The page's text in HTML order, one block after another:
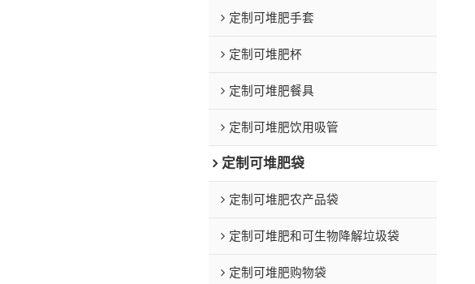
定制可堆肥手套
定制可堆肥杯
定制可堆肥餐具
定制可堆肥饮用吸管
定制可堆肥袋
定制可堆肥农产品袋
定制可堆肥和可生物降解垃圾袋
定制可堆肥购物袋